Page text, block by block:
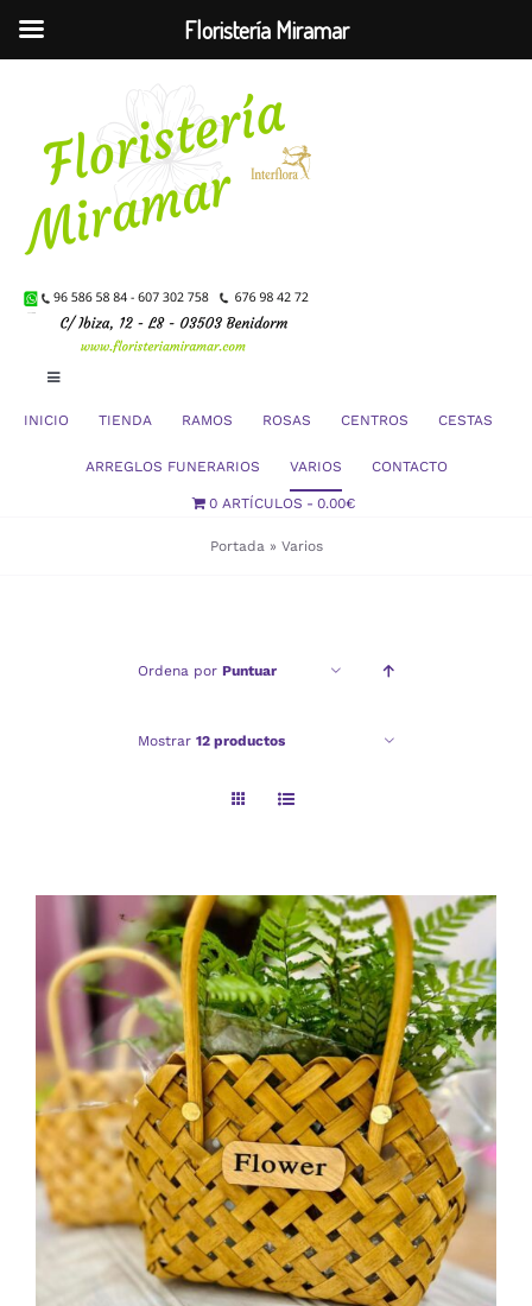
contenido
Toggle
Politica de privacidad
INICIO TIENDA RAMOS ROSAS CENTROS CESTAS
ARREGLOS FUNERARIOS VARIOS CONTACTO
0 ARTÍCULOS 0.00€
Portada » Varios
Ordena por Puntuar
Mostrar 12 productos
AÑADIR AL CARRITO
/
DETALLES
Floristería Miramar